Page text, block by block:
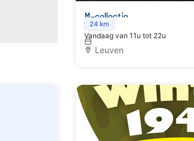
M-collectie
24 km
Vandaag van 11u tot 22u
Leuven